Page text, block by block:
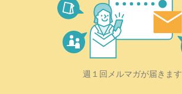
週１回メルマガが届きます